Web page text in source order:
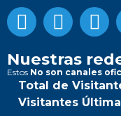
Nuestras
Estos No son canales
Total de
Visitantes